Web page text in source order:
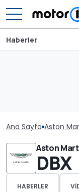
Haberler
Ana Sayfa Aston
Aston
DBX
HABERLER